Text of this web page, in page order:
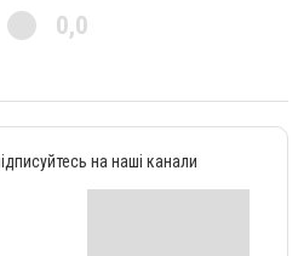
0,0
на наші канали